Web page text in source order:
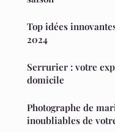
Top idées
2024
Serrurier : votre
domicile
Photographe de
inoubliables de